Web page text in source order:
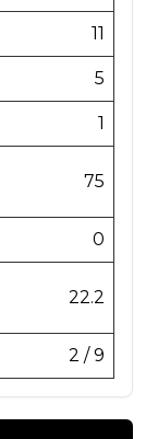
11
5
1
75
0
22.2
2 / 9